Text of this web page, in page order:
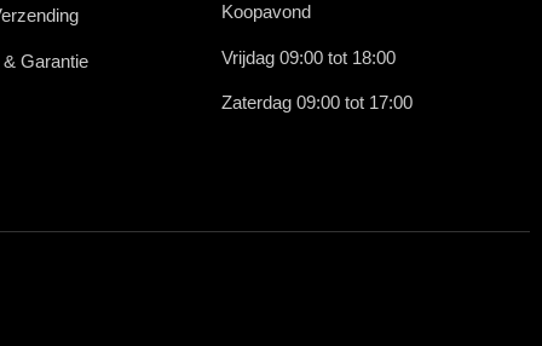
Garantie
Koopavond
Vrijdag 09:00 tot 18:00
Zaterdag 09:00 tot 17:00